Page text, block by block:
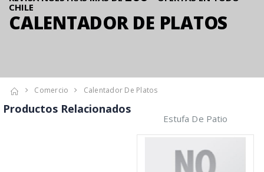
CHILE
CALENTADOR DE PLATOS
Comercio Calentador De Platos
Productos Relacionados
Estufa De Patio